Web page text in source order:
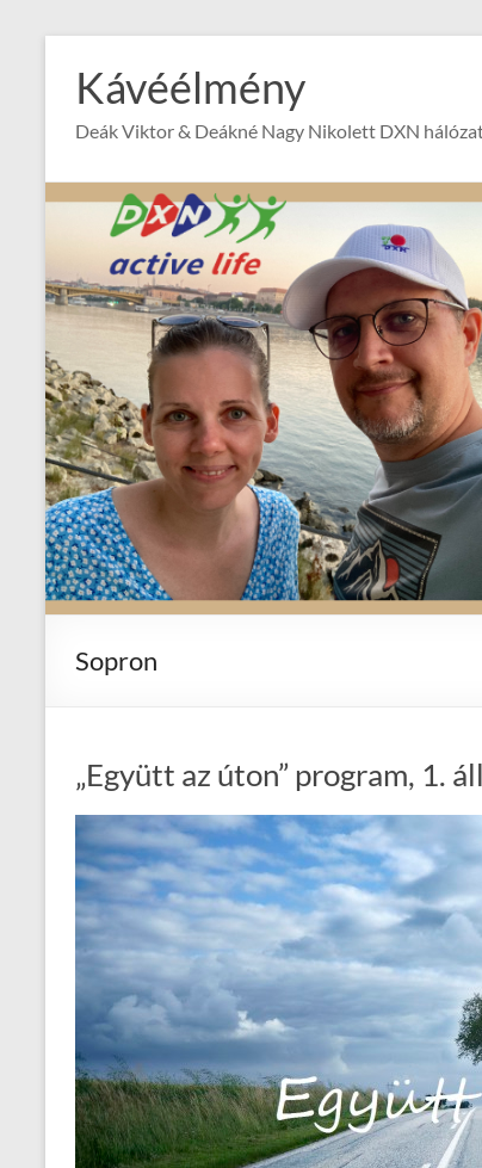
content
Kávéélmény
Deák Viktor & Deákné Nagy Nikolett DXN
Sopron
„Együtt az úton” program, 1.